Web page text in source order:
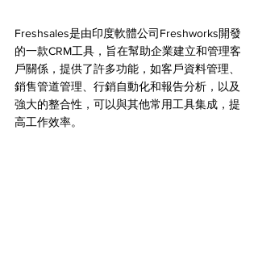
Freshsales是由印度軟體公司Freshworks開發
的一款CRM工具，旨在幫助企業建立和管理客
戶關係，提供了許多功能，如客戶資料管理、
銷售管道管理、行銷自動化和報告分析，以及
強大的整合性，可以與其他常用工具集成，提
高工作效率。